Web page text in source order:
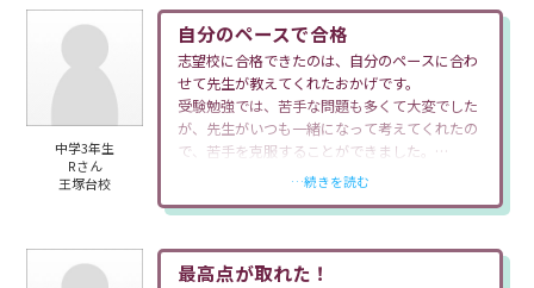
中学3年生
Rさん
王塚台校
自分のペースで合格
志望校に合格できたのは、自分のペースに合わ
せて先生が教えてくれたおかげです。
受験勉強では、苦手な問題も多くて大変でした
が、先生がいつも一緒になって考えてくれたの
で、苦手を克服することができました。
本当にありがとうございました！
…続きを読む
最高点が取れた！